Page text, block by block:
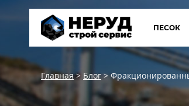
ПЕСОК
Главная> Блог>